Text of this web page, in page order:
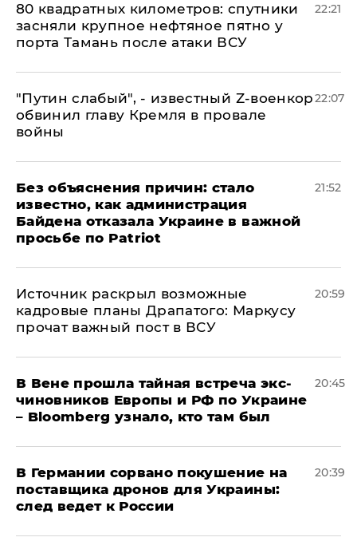
80 квадратных километров: спутники
засняли крупное нефтяное пятно у
порта Тамань после атаки ВСУ
22:21
​"Путин слабый", - известный Z-военкор
обвинил главу Кремля в провале
войны
22:07
Без объяснения причин: стало
известно, как администрация
Байдена отказала Украине в важной
просьбе по Patriot
21:52
​Источник раскрыл возможные
кадровые планы Драпатого: Маркусу
прочат важный пост в ВСУ
20:59
В Вене прошла тайная встреча экс-
чиновников Европы и РФ по Украине
– Bloomberg узнало, кто там был
20:45
​В Германии сорвано покушение на
поставщика дронов для Украины:
след ведет к России
20:39